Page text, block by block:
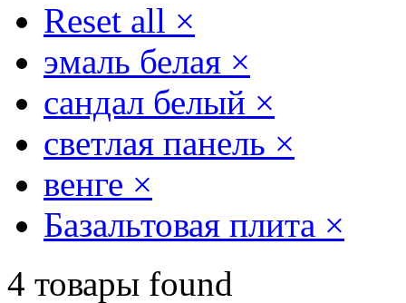
Reset all ×
эмаль белая ×
сандал белый ×
светлая панель ×
венге ×
Базальтовая плита ×
4 товары found